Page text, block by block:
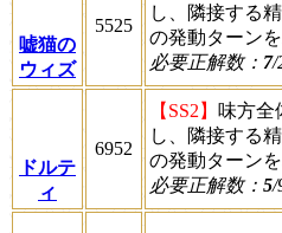
嘘猫の
ウィズ
5525
し、隣接する
の発動ターン
必要正解数： 7/
ドルテ
ィ
6952
【SS2】 味方全
し、隣接する
の発動ターン
必要正解数： 5/